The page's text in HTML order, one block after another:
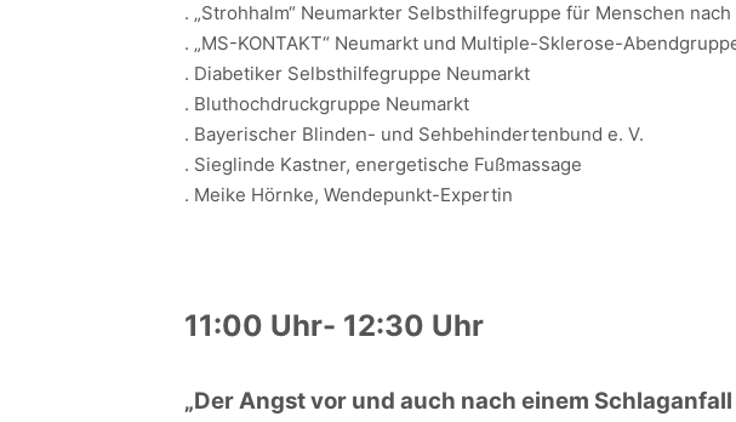
. „Strohhalm“ Neumarkter Selbsthilfegruppe für Menschen
. „MS-KONTAKT“ Neumarkt und Multiple-Sklerose-
. Diabetiker Selbsthilfegruppe Neumarkt
. Bluthochdruckgruppe Neumarkt
. Bayerischer Blinden- und Sehbehindertenbund e. V.
. Sieglinde Kastner, energetische Fußmassage
. Meike Hörnke, Wendepunkt-Expertin
11:00 Uhr- 12:30 Uhr
„Der Angst vor und auch nach einem